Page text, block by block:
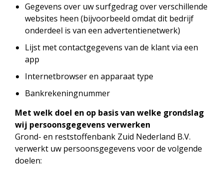
Gegevens over uw surfgedrag over verschillende
websites heen (bijvoorbeeld omdat dit bedrijf
onderdeel is van een advertentienetwerk)
Lijst met contactgegevens van de klant via een
app
Internetbrowser en apparaat type
Bankrekeningnummer
Met welk doel en op basis van welke grondslag
wij persoonsgegevens verwerken
Grond- en reststoffenbank Zuid Nederland B.V.
verwerkt uw persoonsgegevens voor de volgende
doelen: